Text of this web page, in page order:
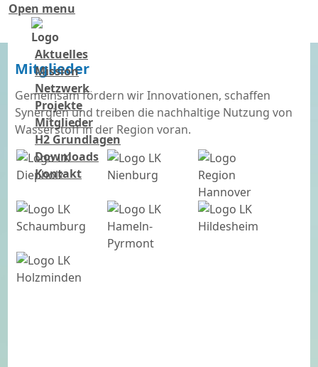
Open menu
Aktuelles
Mission
Netzwerk
Projekte
Mitglieder
H2 Grundlagen
Downloads
Kontakt
Mitglieder
Gemeinsam fördern wir Innovationen, schaffen
Synergien und treiben die nachhaltige Nutzung von
Wasserstoff in der Region voran.